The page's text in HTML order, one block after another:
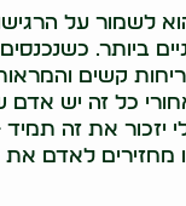
לשמור על
ביותר.
קשים
כל זה יש אדם
יזכור את זה תמיד
מחזירים לאדם את